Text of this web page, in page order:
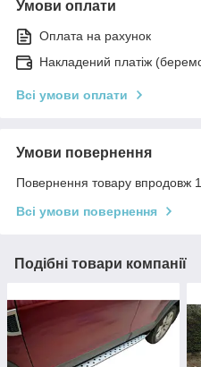
Умови оплати
Оплата на рахунок
Накладений платіж
Всі умови оплати
Умови повернення
Повернення товару впродовж
Всі умови повернення
Подібні товари компанії